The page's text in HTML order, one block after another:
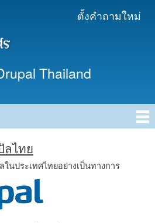
า
ตั้งคำถามใหม่
Thailand
ลไทย
นประเทศไทยอย่างเป็นทางการ